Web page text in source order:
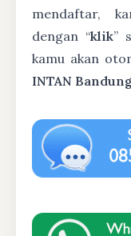
mendaftar,
dengan “klik”
kamu akan
INTAN